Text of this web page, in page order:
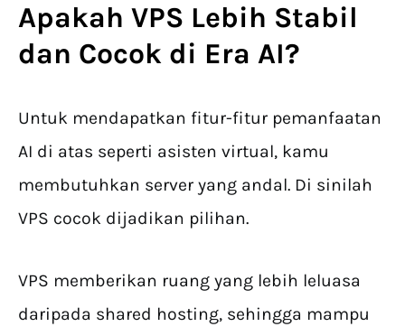
Apakah VPS Lebih Stabil
dan Cocok di Era AI?
Untuk mendapatkan fitur-fitur pemanfaatan
AI di atas seperti asisten virtual, kamu
membutuhkan server yang andal. Di sinilah
VPS cocok dijadikan pilihan.
VPS memberikan ruang yang lebih leluasa
daripada shared hosting, sehingga mampu